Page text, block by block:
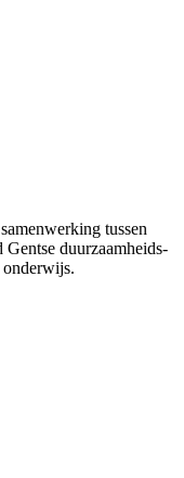
tussen
Gentse duurzaamheids­